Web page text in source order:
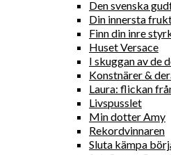
Den svenska
Din innersta
Finn din inre
Huset Versace
I skuggan av de
Konstnärer &
Laura: flickan
Livspusslet
Min dotter Amy
Rekordvinnaren
Sluta kämpa